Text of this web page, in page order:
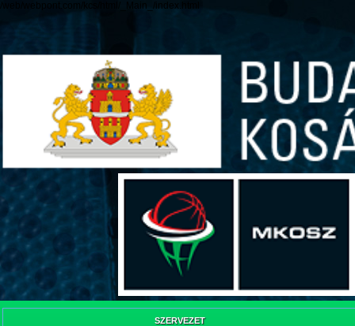
/web/webpont.com/kcs/html/_Main_/index.html
SZERVEZET